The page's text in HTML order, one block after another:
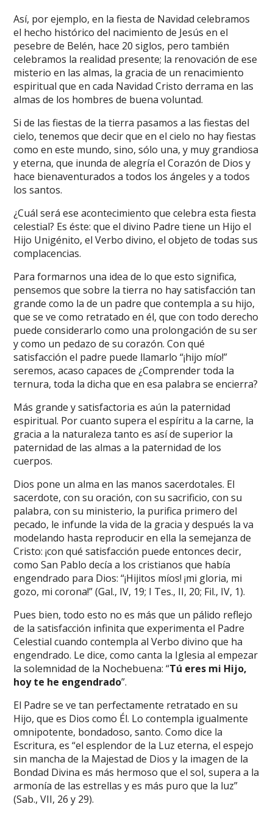
Así, por ejemplo, en la fiesta de Navidad celebramos
el hecho histórico del nacimiento de Jesús en el
pesebre de Belén, hace 20 siglos, pero también
celebramos la realidad presente; la renovación de ese
misterio en las almas, la gracia de un renacimiento
espiritual que en cada Navidad Cristo derrama en las
almas de los hombres de buena voluntad.
Si de las fiestas de la tierra pasamos a las fiestas del
cielo, tenemos que decir que en el cielo no hay fiestas
como en este mundo, sino, sólo una, y muy grandiosa
y eterna, que inunda de alegría el Corazón de Dios y
hace bienaventurados a todos los ángeles y a todos
los santos.
¿Cuál será ese acontecimiento que celebra esta fiesta
celestial? Es éste: que el divino Padre tiene un Hijo el
Hijo Unigénito, el Verbo divino, el objeto de todas sus
complacencias.
Para formarnos una idea de lo que esto significa,
pensemos que sobre la tierra no hay satisfacción tan
grande como la de un padre que contempla a su hijo,
que se ve como retratado en él, que con todo derecho
puede considerarlo como una prolongación de su ser
y como un pedazo de su corazón. Con qué
satisfacción el padre puede llamarlo “¡hijo mío!”
seremos, acaso capaces de ¿Comprender toda la
ternura, toda la dicha que en esa palabra se encierra?
Más grande y satisfactoria es aún la paternidad
espiritual. Por cuanto supera el espíritu a la carne, la
gracia a la naturaleza tanto es así de superior la
paternidad de las almas a la paternidad de los
cuerpos.
Dios pone un alma en las manos sacerdotales. El
sacerdote, con su oración, con su sacrificio, con su
palabra, con su ministerio, la purifica primero del
pecado, le infunde la vida de la gracia y después la va
modelando hasta reproducir en ella la semejanza de
Cristo: ¡con qué satisfacción puede entonces decir,
como San Pablo decía a los cristianos que había
engendrado para Dios: “¡Hijitos míos! ¡mi gloria, mi
gozo, mi corona!” (Gal., IV, 19; I Tes., II, 20; Fil., IV, 1).
Pues bien, todo esto no es más que un pálido reflejo
de la satisfacción infinita que experimenta el Padre
Celestial cuando contempla al Verbo divino que ha
engendrado. Le dice, como canta la Iglesia al empezar
la solemnidad de la Nochebuena: “Tú eres mi Hijo,
hoy te he engendrado”.
El Padre se ve tan perfectamente retratado en su
Hijo, que es Dios como Él. Lo contempla igualmente
omnipotente, bondadoso, santo. Como dice la
Escritura, es “el esplendor de la Luz eterna, el espejo
sin mancha de la Majestad de Dios y la imagen de la
Bondad Divina es más hermoso que el sol, supera a la
armonía de las estrellas y es más puro que la luz”
(Sab., VII, 26 y 29).